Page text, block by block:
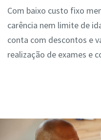
Com baixo custo fixo
carência nem limite de
conta com descontos e
realização de exames e